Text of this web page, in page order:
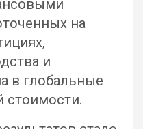
на
и
в глобальные
стоимости.